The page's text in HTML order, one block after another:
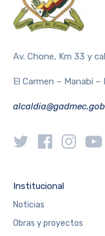
Av. Chone, Km 33 y
El Carmen – Manabí –
Institucional
Noticias
Obras y proyectos